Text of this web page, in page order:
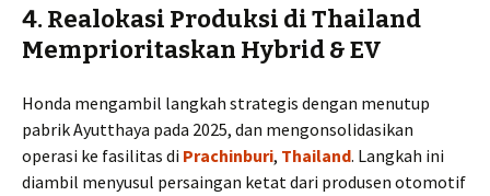
4. Realokasi Produksi di Thailand
Memprioritaskan Hybrid & EV
Honda mengambil langkah strategis dengan menutup
pabrik Ayutthaya pada 2025, dan mengonsolidasikan
operasi ke fasilitas di Prachinburi, Thailand. Langkah ini
diambil menyusul persaingan ketat dari produsen otomotif